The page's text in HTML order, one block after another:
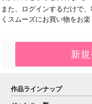
また、ログインするだけで
くスムーズにお買い物をお楽
作品ラインナップ